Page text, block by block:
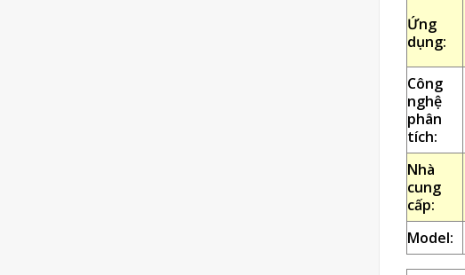
Ứng
dụng:
Công
nghệ
phân
tích:
Nhà
cung
cấp:
Model: